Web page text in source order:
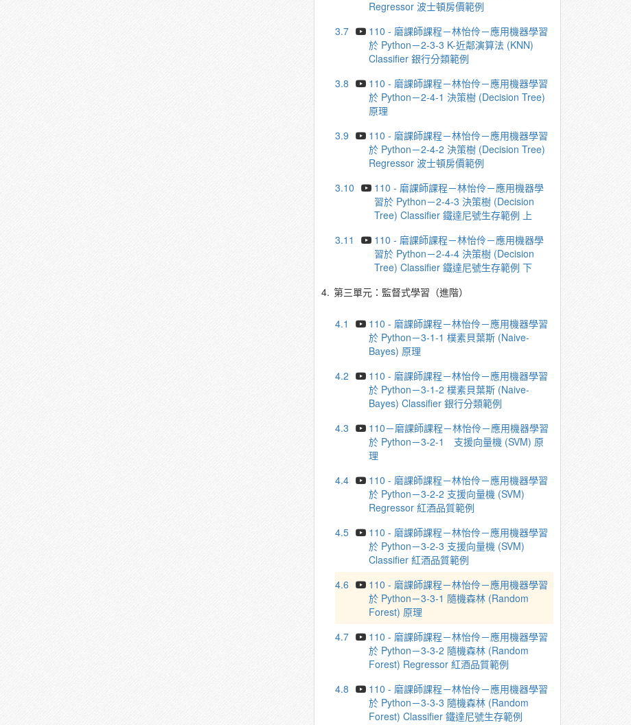
Regressor 波⼠頓房價範例
3.7
110 - 磨課師課程－林怡伶－應⽤機器學習
於 Python－2-3-3 K-近鄰演算法 (KNN)
Classifier 銀⾏分類範例
3.8
110 - 磨課師課程－林怡伶－應⽤機器學習
於 Python－2-4-1 決策樹 (Decision Tree)
原理
3.9
110 - 磨課師課程－林怡伶－應⽤機器學習
於 Python－2-4-2 決策樹 (Decision Tree)
Regressor 波⼠頓房價範例
3.10
110 - 磨課師課程－林怡伶－應⽤機器學
習於 Python－2-4-3 決策樹 (Decision
Tree) Classifier 鐵達尼號⽣存範例 上
3.11
110 - 磨課師課程－林怡伶－應⽤機器學
習於 Python－2-4-4 決策樹 (Decision
Tree) Classifier 鐵達尼號⽣存範例 下
4. 第三單元：監督式學習（進階）
4.1
110 - 磨課師課程－林怡伶－應⽤機器學習
於 Python－3-1-1 樸素⾙葉斯 (Naive-
Bayes) 原理
4.2
110 - 磨課師課程－林怡伶－應⽤機器學習
於 Python－3-1-2 樸素⾙葉斯 (Naive-
Bayes) Classifier 銀⾏分類範例
4.3
110－磨課師課程－林怡伶－應用機器學習
於 Python－3-2-1 ⽀援向量機 (SVM) 原
理
4.4
110 - 磨課師課程－林怡伶－應⽤機器學習
於 Python－3-2-2 ⽀援向量機 (SVM)
Regressor 紅酒品質範例
4.5
110 - 磨課師課程－林怡伶－應⽤機器學習
於 Python－3-2-3 ⽀援向量機 (SVM)
Classifier 紅酒品質範例
4.6
110 - 磨課師課程－林怡伶－應⽤機器學習
於 Python－3-3-1 隨機森林 (Random
Forest) 原理
4.7
110 - 磨課師課程－林怡伶－應⽤機器學習
於 Python－3-3-2 隨機森林 (Random
Forest) Regressor 紅酒品質範例
4.8
110 - 磨課師課程－林怡伶－應⽤機器學習
於 Python－3-3-3 隨機森林 (Random
Forest) Classifier 鐵達尼號⽣存範例